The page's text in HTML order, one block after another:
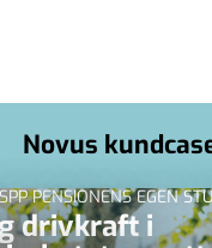
Novus
PENSIONENS EGEN
drivkraft i